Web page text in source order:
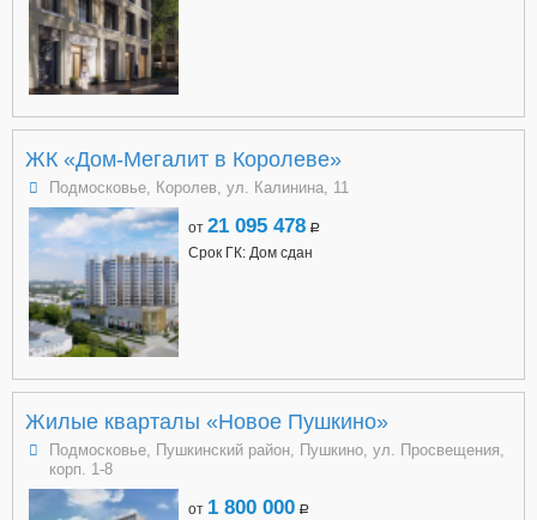
ЖК «Дом-Мегалит в Королеве»
Подмосковье, Королев, ул. Калинина, 11
от 21 095 478 a
Срок ГК: Дом сдан
Жилые кварталы «Новое Пушкино»
Подмосковье, Пушкинский район, Пушкино, ул. Просвещения,
корп. 1-8
от 1 800 000 a